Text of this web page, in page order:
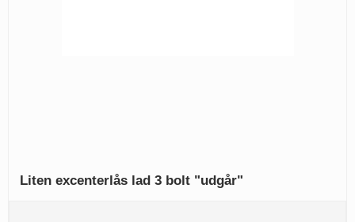
Liten excenterlås lad 3 bolt "udgår"